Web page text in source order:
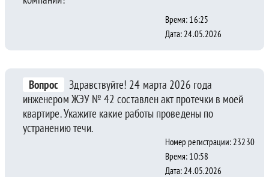
Время: 16:25
Дата: 24.05.2026
Вопрос
Здравствуйте! 24 марта 2026 года
инженером ЖЭУ № 42 составлен акт протечки в моей
квартире. Укажите какие работы проведены по
устранению течи.
Номер регистрации: 23230
Время: 10:58
Дата: 24.05.2026